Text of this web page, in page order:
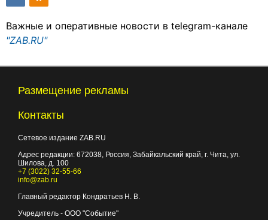
Важные и оперативные новости в telegram-канале
"ZAB.RU"
Размещение рекламы
Контакты
Сетевое издание ZAB.RU
Адрес редакции: 672038 , Россия, Забайкальский край, г. Чита ул.
Шилова, д. 100
+7 (3022) 32-55-66
info@zab.ru
Главный редактор Кондратьев Н. В.
Учредитель - ООО "Событие"